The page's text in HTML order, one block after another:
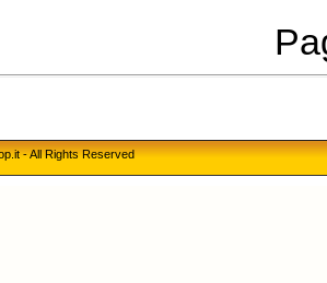
- All Rights Reserved